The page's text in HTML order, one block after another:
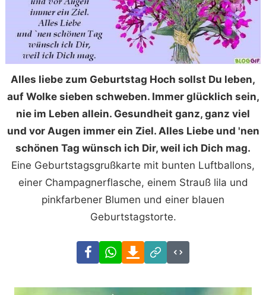
Alles liebe zum Geburtstag Hoch sollst Du leben,
auf Wolke sieben schweben. Immer glücklich sein,
nie im Leben allein. Gesundheit ganz, ganz viel
und vor Augen immer ein Ziel. Alles Liebe und 'nen
schönen Tag wünsch ich Dir, weil ich Dich mag.
Eine Geburtstagsgrußkarte mit bunten Luftballons,
einer Champagnerflasche, einem Strauß lila und
pinkfarbener Blumen und einer blauen
Geburtstagstorte.
FacebookWhatsAppDownload
Link
Code